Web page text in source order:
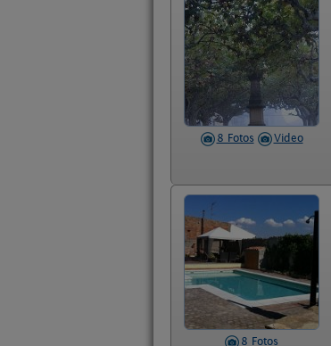
8 Fotos Video
8 Fotos